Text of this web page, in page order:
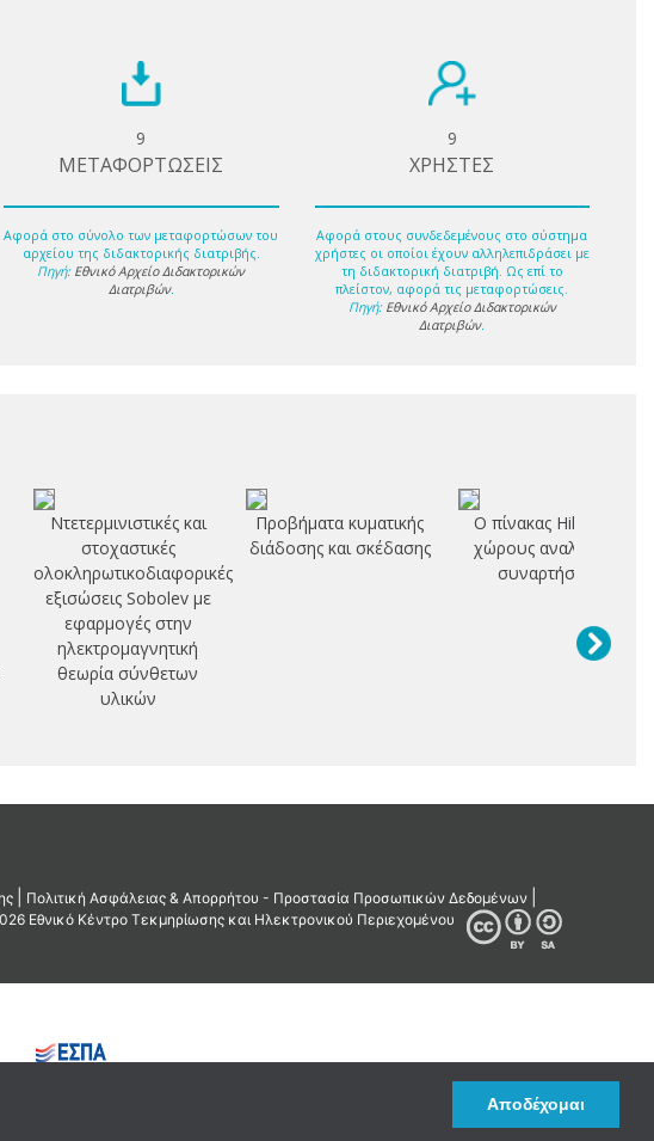
Αποδέχομαι
9
ΜΕΤΑΦΟΡΤΩΣΕΙΣ
Αφορά στο σύνολο των μεταφορτώσων του
αρχείου της διδακτορικής διατριβής.
Πηγή: Εθνικό Αρχείο Διδακτορικών
Διατριβών.
9
ΧΡΗΣΤΕΣ
Αφορά στους συνδεδεμένους στο σύστημα
χρήστες οι οποίοι έχουν αλληλεπιδράσει με
τη διδακτορική διατριβή. Ως επί το
πλείστον, αφορά τις μεταφορτώσεις.
Πηγή: Εθνικό Αρχείο Διδακτορικών
Διατριβών.
Ντετερμινιστικές και
στοχαστικές
ολοκληρωτικοδιαφορικές
εξισώσεις Sobolev με
εφαρμογές στην
ηλεκτρομαγνητική
θεωρία σύνθετων
υλικών
Προβήματα κυματικής
διάδοσης και σκέδασης
Ο πίνακας Hilbert σε
χώρους αναλυτικών
συναρτήσεων